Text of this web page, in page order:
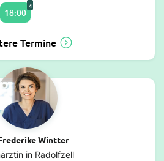
18:00
4
Termine
Wintter
in Radolfzell